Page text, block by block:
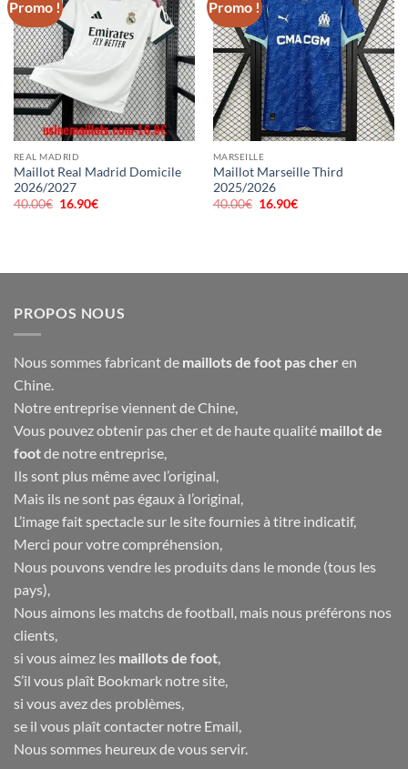
Promo !
REAL MADRID
Maillot Real Madrid Domicile
2026/2027
40.00€ Le
16.90€Le
Promo !
MARSEILLE
Maillot Marseille Third
2025/2026
40.00€ Le
16.90€Le
PROPOS NOUS
Nous sommes fabricant de maillots de foot pas cher en
Chine.
Notre entreprise viennent de Chine,
Vous pouvez obtenir pas cher et de haute qualité maillot de
footde notre entreprise,
Ils sont plus même avec l’original,
Mais ils ne sont pas égaux à l’original,
L’image fait spectacle sur le site fournies à titre indicatif,
Merci pour votre compréhension,
Nous pouvons vendre les produits dans le monde (tous les
pays),
Nous aimons les matchs de football, mais nous préférons nos
clients,
si vous aimez les maillots de foot,
S’il vous plaît Bookmark notre site,
si vous avez des problèmes,
se il vous plaît contacter notre Email,
Nous sommes heureux de vous servir.